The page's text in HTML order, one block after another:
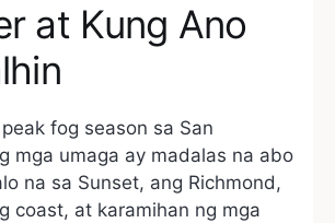
at Kung Ano
fog season sa San
mga umaga ay madalas na abo
na sa Sunset, ang Richmond,
coast, at karamihan ng mga